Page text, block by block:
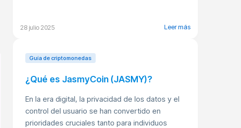
28 julio 2025 Leer más
Guía de criptomonedas
¿Qué es JasmyCoin (JASMY)?
En la era digital, la privacidad de los datos y el
control del usuario se han convertido en
prioridades cruciales tanto para individuos